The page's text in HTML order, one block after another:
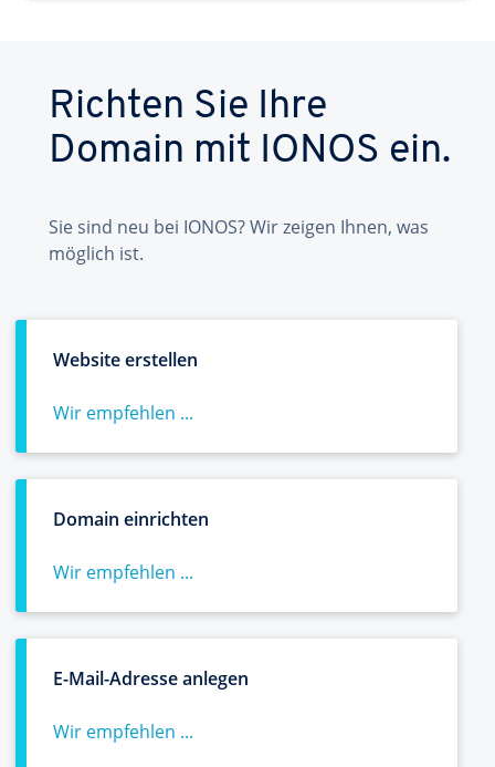
Richten Sie Ihre
Domain mit IONOS ein.
Sie sind neu bei IONOS? Wir zeigen Ihnen, was
möglich ist.
Website erstellen
Wir empfehlen ...
Domain einrichten
Wir empfehlen ...
E-Mail-Adresse anlegen
Wir empfehlen ...